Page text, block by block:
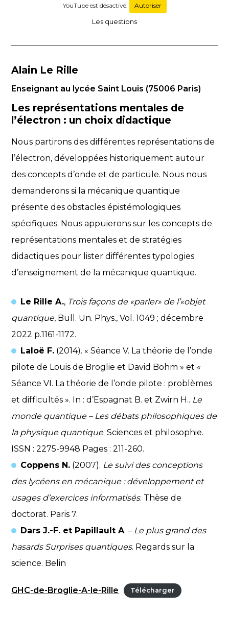
YouTube est désactivé. Autoriser
Les questions
Alain Le Rille
Enseignant au lycée Saint Louis (75006 Paris)
Les représentations mentales de
l’électron : un choix didactique
Nous partirons des différentes représentations de
l’électron, développées historiquement autour
des concepts d’onde et de particule. Nous nous
demanderons si la mécanique quantique
présente des obstacles épistémologiques
spécifiques. Nous appuierons sur les concepts de
représentations mentales et de stratégies
didactiques pour lister différentes typologies
d’enseignement de la mécanique quantique.
Le Rille A., Trois façons de «parler» de l’«objet
quantique, Bull. Un. Phys., Vol. 1049 ; décembre
2022 p.1161-1172.
Laloë F. (2014). « Séance V. La théorie de l’onde
pilote de Louis de Broglie et David Bohm » et «
Séance VI. La théorie de l’onde pilote : problèmes
et difficultés ». In : d’Espagnat B. et Zwirn H.. Le
monde quantique – Les débats philosophiques de
la physique quantique. Sciences et philosophie.
ISSN : 2275-9948 Pages : 211-260.
Coppens N. (2007). Le suivi des conceptions
des lycéens en mécanique : développement et
usages d’exercices informatisés. Thèse de
doctorat. Paris 7.
Dars J.-F. et Papillault A. – Le plus grand des
hasards Surprises quantiques. Regards sur la
science. Belin
GHC-de-Broglie-A-le-Rille Télécharger